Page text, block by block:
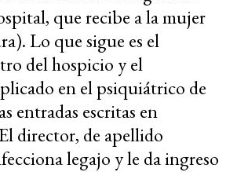
que recibe a la mujer
Lo que sigue es el
del hospicio y el
en el psiquiátrico de
entradas escritas en
director, de apellido
legajo y le da ingreso